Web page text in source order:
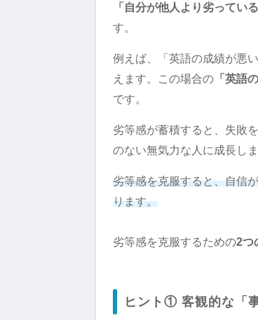
「自分が他人より劣ってい
す。
例えば、「英語の成績が悪
えます。この場合の 「英語
です。
劣等感が蓄積すると、失敗
のない無気力な人に成長しま
劣等感を克服すると、自信
ります。
劣等感を克服するための2つ
ヒント① 客観的な「